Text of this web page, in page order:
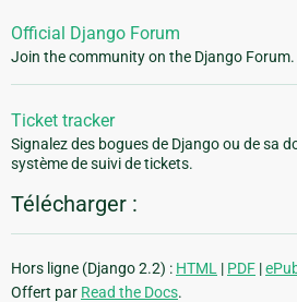
Official Django Forum
Join the community on the Django Forum.
Ticket tracker
Signalez des bogues de Django ou de sa
système de suivi de tickets.
Télécharger :
Hors ligne (Django 2.2) : HTML | PDF |
Offert par Read the Docs.